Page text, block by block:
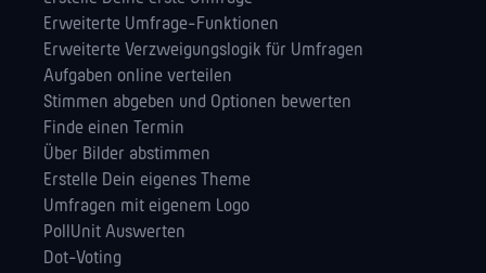
Erweiterte Umfrage-Funktionen
Erweiterte Verzweigungslogik für Umfragen
Aufgaben online verteilen
Stimmen abgeben und Optionen bewerten
Finde einen Termin
Über Bilder abstimmen
Erstelle Dein eigenes Theme
Umfragen mit eigenem Logo
PollUnit Auswerten
Dot-Voting